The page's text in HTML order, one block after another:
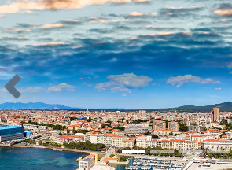
Precedente